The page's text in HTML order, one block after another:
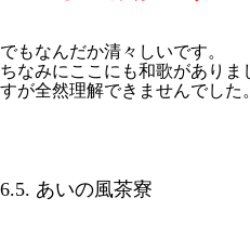
でもなんだか清々しいです。
ちなみにここにも和歌があり
すが全然理解できませんでした。
6.5. あいの風茶寮